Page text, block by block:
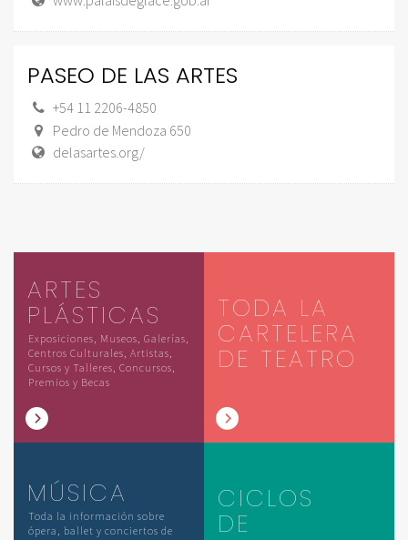
PASEO DE LAS ARTES
+54 11 2206-4850
Pedro de Mendoza 650
delasartes.org/
ARTES
PLÁSTICAS
Exposiciones, Museos, Galerías,
Centros Culturales, Artistas,
Cursos y Talleres, Concursos,
Premios y Becas
TODA LA
CARTELERA
DE TEATRO
MÚSICA
Toda la información sobre
ópera, ballet y conciertos de
CICLOS
DE